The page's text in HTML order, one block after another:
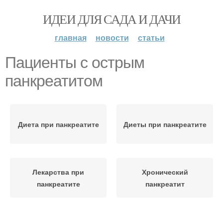
ИДЕИ ДЛЯ САДА И ДАЧИ
главная новости статьи
Пациенты с острым
панкреатитом
Диета при панкреатите Диеты при панкреатите
Лекарства при
панкреатите
Хронический
панкреатит